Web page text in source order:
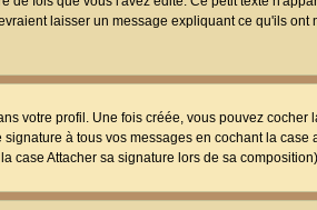
laisser un message expliquant ce qu'ils ont
votre profil. Une fois créée, vous pouvez cocher
à tous vos messages en cochant la
case Attacher sa signature lors de sa